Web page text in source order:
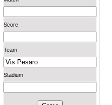
Score
Team
Stadium